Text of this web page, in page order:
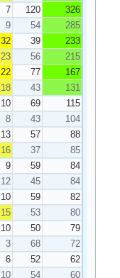
7 120
326
9 54
285
32 39
233
23 56
215
22 77
167
18 43
131
10 69
115
8 43
104
13 57
88
16 37
85
9 59
84
12 45
84
10 59
82
15 53
80
10 50
79
3 68
72
6 52
62
10 54
60